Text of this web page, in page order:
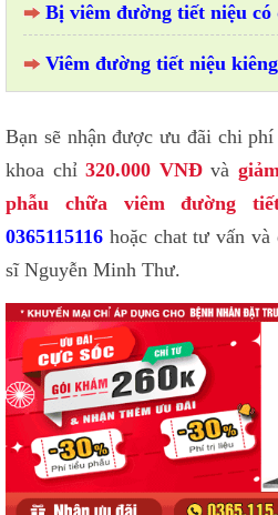
Bị viêm đường tiết niệu có
Viêm đường tiết niệu
Bạn sẽ nhận được ưu đãi chi
khoa chỉ320.000 VNĐvà
phẫu chữa viêm đường
0365115116 hoặc chat tư vấn
sĩ Nguyễn Minh Thư.